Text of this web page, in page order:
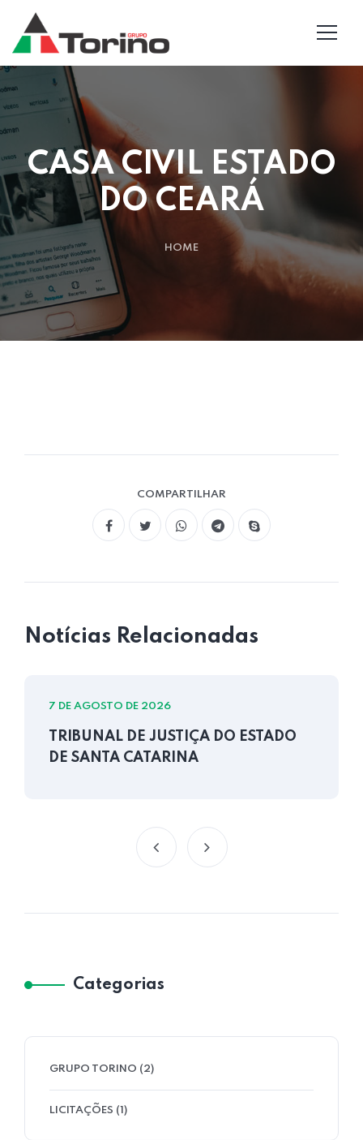
CASA CIVIL ESTADO
DO CEARÁ
HOME
COMPARTILHAR
Notícias Relacionadas
7 DE AGOSTO DE 2026
TRIBUNAL DE JUSTIÇA DO ESTADO
DE SANTA CATARINA
Categorias
GRUPO TORINO (2)
LICITAÇÕES (1)